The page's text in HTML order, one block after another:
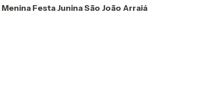
Festa Junina São João Arraiá